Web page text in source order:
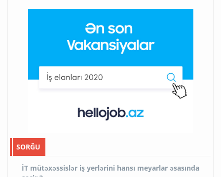
SORĞU
İT mütəxəssislər iş yerlərini hansı meyarlar əsasında